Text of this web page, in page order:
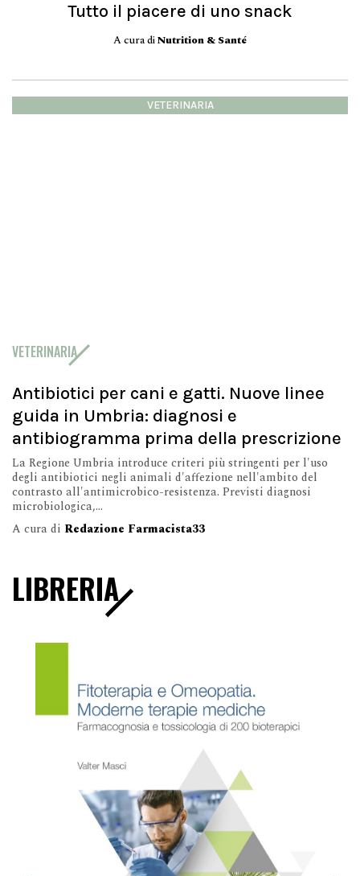
Tutto il piacere di uno snack
A cura diNutrition & Santé
VETERINARIA
VETERINARIA
Antibiotici per cani e gatti. Nuove linee
guida in Umbria: diagnosi e
antibiogramma prima della prescrizione
La Regione Umbria introduce criteri più stringenti per l'uso
degli antibiotici negli animali d'affezione nell'ambito del
contrasto all'antimicrobico-resistenza. Previsti diagnosi
microbiologica,...
A cura di Redazione Farmacista33
LIBRERIA